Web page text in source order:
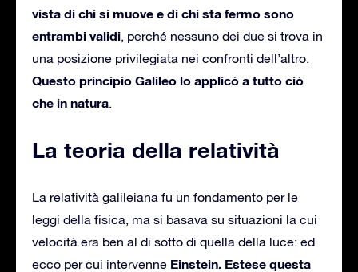
vista di chi si muove e di chi sta fermo sono
entrambi validi, perché nessuno dei due si trova in
una posizione privilegiata nei confronti dell’altro.
Questo principio Galileo lo applicó a tutto ciò
che in natura.
La teoria della relatività
La relatività galileiana fu un fondamento per le
leggi della fisica, ma si basava su situazioni la cui
velocità era ben al di sotto di quella della luce: ed
ecco per cui intervenne Einstein. Estese questa